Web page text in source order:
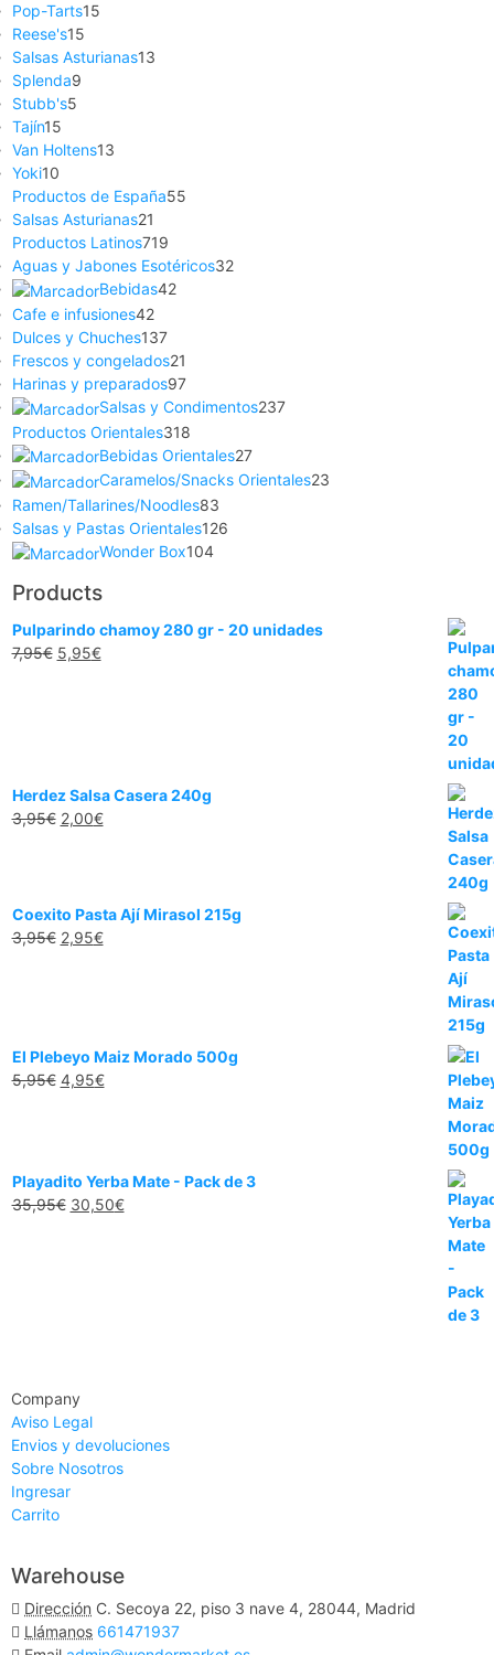
Pop-Tarts15
Reese's15
Salsas Asturianas13
Splenda9
Stubb's5
Tajín15
Van Holtens13
Yoki10
Productos de España55
Salsas Asturianas21
Productos Latinos719
Aguas y Jabones Esotéricos32
Bebidas42
Cafe e infusiones42
Dulces y Chuches137
Frescos y congelados21
Harinas y preparados97
Salsas y Condimentos237
Productos Orientales318
Bebidas Orientales27
Caramelos/Snacks Orientales23
Ramen/Tallarines/Noodles83
Salsas y Pastas Orientales126
Wonder Box104
Products
Pulparindo chamoy 280 gr - 20 unidades
7,95€ 5,95€
Herdez Salsa Casera 240g
3,95€ 2,00€
Coexito Pasta Ají Mirasol 215g
3,95€ 2,95€
El Plebeyo Maiz Morado 500g
5,95€ 4,95€
Playadito Yerba Mate - Pack de 3
35,95€ 30,50€
Company
Aviso Legal
Envios y devoluciones
Sobre Nosotros
Ingresar
Carrito
Warehouse
Dirección C. Secoya 22, piso 3 nave 4, 28044, Madrid
Llámanos 661471937